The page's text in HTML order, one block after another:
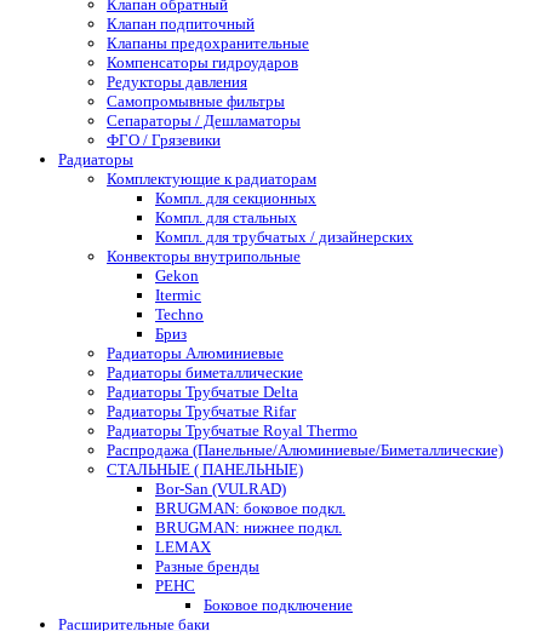
Клапан обратный
Клапан подпиточный
Клапаны предохранительные
Компенсаторы гидроударов
Редукторы давления
Самопромывные фильтры
Сепараторы / Дешламаторы
ФГО / Грязевики
Радиаторы
Комплектующие к радиаторам
Компл. для секционных
Компл. для стальных
Компл. для трубчатых / дизайнерских
Конвекторы внутрипольные
Gekon
Itermic
Techno
Бриз
Радиаторы Алюминиевые
Радиаторы биметаллические
Радиаторы Трубчатые Delta
Радиаторы Трубчатые Rifar
Радиаторы Трубчатые Royal Thermo
Распродажа (Панельные/Алюминиевые/Биметаллические)
СТАЛЬНЫЕ ( ПАНЕЛЬНЫЕ)
Bor-San (VULRAD)
BRUGMAN: боковое подкл.
BRUGMAN: нижнее подкл.
LEMAX
Разные бренды
РЕНС
Боковое подключение
Расширительные баки